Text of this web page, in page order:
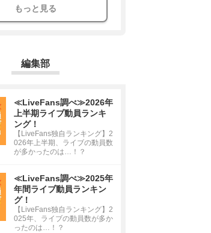
もっと見る
編集部
≪LiveFans調べ≫2026年
上半期ライブ動員ランキ
ング！
【LiveFans独自ランキング】2
026年上半期、ライブの動員数
が多かったのは…！？
≪LiveFans調べ≫2025年
年間ライブ動員ランキン
グ！
【LiveFans独自ランキング】2
025年、ライブの動員数が多か
ったのは…！？